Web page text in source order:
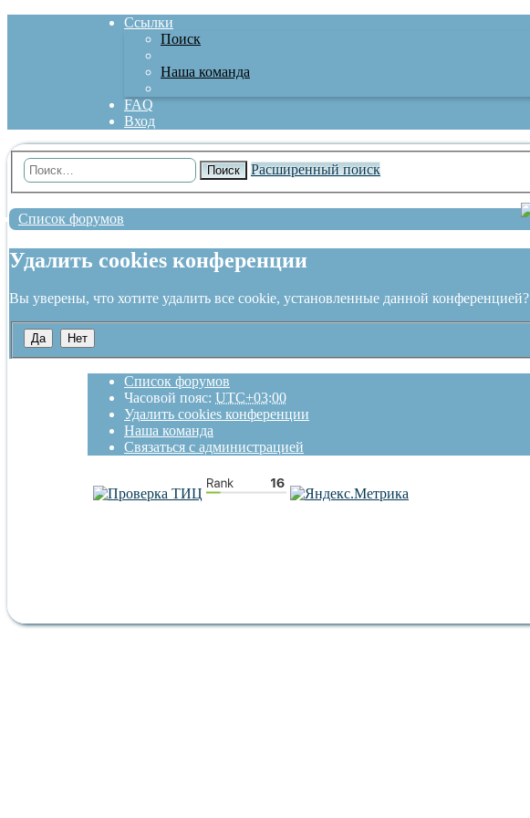
Ссылки
Поиск
Наша команда
FAQ
Вход
Поиск Расширенный поиск
Список форумов
Удалить cookies конференции
Вы уверены, что хотите удалить все cookie, установленные данной конференцией?
Список форумов
Часовой пояс: UTC+03:00
Удалить cookies конференции
Наша команда
Связаться с администрацией